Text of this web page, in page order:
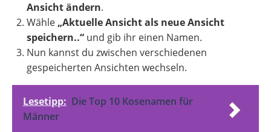
Ansicht ändern.
Wähle „Aktuelle Ansicht als neue Ansicht
speichern..“ und gib ihr einen Namen.
Nun kannst du zwischen verschiedenen
gespeicherten Ansichten wechseln.
Lesetipp: Die Top 10 Kosenamen für
Männer